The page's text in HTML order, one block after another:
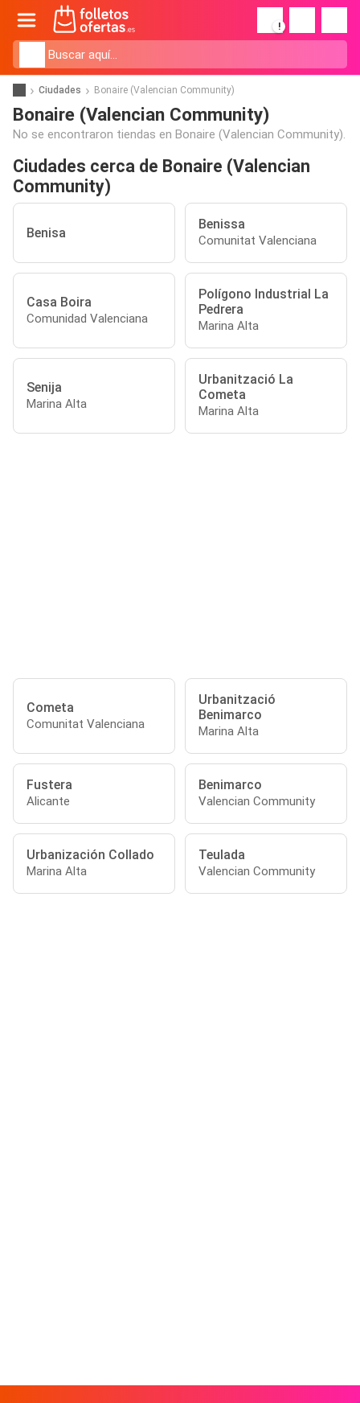
!
Ciudades Bonaire (Valencian Community)
Bonaire (Valencian Community)
No se encontraron tiendas en Bonaire (Valencian Community).
Ciudades cerca de Bonaire (Valencian
Community)
Benisa
Benissa
Comunitat Valenciana
Casa Boira
Comunidad Valenciana
Polígono Industrial La
Pedrera
Marina Alta
Senija
Marina Alta
Urbanització La
Cometa
Marina Alta
Cometa
Comunitat Valenciana
Urbanització
Benimarco
Marina Alta
Fustera
Alicante
Benimarco
Valencian Community
Urbanización Collado
Marina Alta
Teulada
Valencian Community